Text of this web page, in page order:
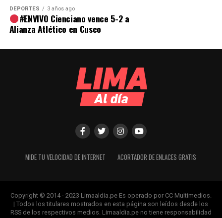
DEPORTES 3 años ago
#ENVIVO Cienciano vence 5-2 a
Alianza Atlético en Cusco
MIDE TU VELOCIDAD DE INTERNET ACORTADOR DE ENLACES GRATIS
Copyright © 2014 - 2023 Limaaldia.pe Es operado por CC Multimedios.
| Todos los titulares mostrados en esta página son leídos desde los
RSS de los respectivos medios. Limaaldia.pe no tiene responsabilidad